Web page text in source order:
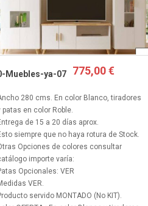
Muebles-ya-07 775,00 €
280 cms. En color Blanco, tiradores
patas en color Roble.
de 15 a 20 días aprox.
siempre que no haya rotura de Stock.
Opciones de colores consultar
importe varía:
Opcionales: VER
VER.
servido MONTADO (No KIT).